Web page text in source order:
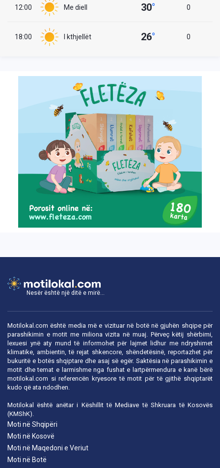
12:00 Me diell 30° 0
18:00 I kthjellët 26° 0
Nesër është një ditë e mirë...
Motilokal.com është media më e vizituar në botë në gjuhën shqipe për
parashikimin e motit me miliona vizita në muaj. Përveç këtij shërbimi,
lexuesi ynë aty mund të informohet për lajmet lidhur me ndryshimet
klimatike, ambientin, të rejat shkencore, shëndetësinë, reportazhet për
bukuritë e botës shqiptare dhe asaj së egër. Saktësia në parashikimin e
motit dhe temat e larmishme nga fushat e lartpërmendura e kanë bërë
motilokal.com si referencën kryesore të motit për të gjithë shqiptarët
kudo që ata ndodhen.
Motilokal është anëtar i Këshillit të Mediave të Shkruara të Kosovës
(KMShK).
Moti në Shqipëri
Moti në Kosovë
Moti në Maqedoni e Veriut
Moti në Botë